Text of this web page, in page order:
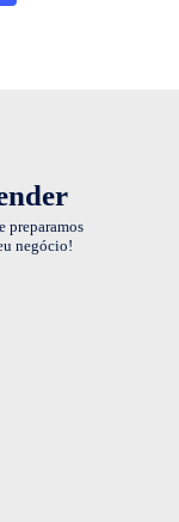
preparamos
negócio!